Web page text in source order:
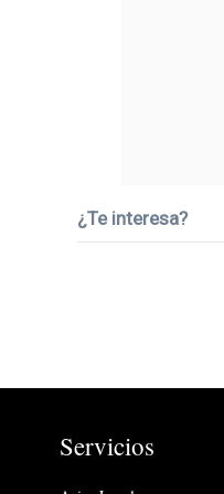
¿Te interesa?
Servicios